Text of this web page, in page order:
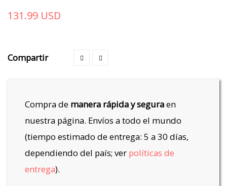
131.99 USD
Compartir
Compra de manera rápida y seguraen
nuestra página. Envíos a todo el mundo
(tiempo estimado de entrega: 5 a 30 días,
dependiendo del país; ver políticas de
entrega).